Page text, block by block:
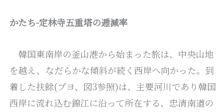
かたち-定林寺五重塔の逓減率
韓国東南岸の釜山港から始まった旅は、中央山地
を越え、なだらかな傾斜が続く西岸へ向かった。到
着した扶餘(プヨ、図3参照)は、主要河川であり韓国
西岸に流れ込む錦江に沿って所在する、忠清南道の